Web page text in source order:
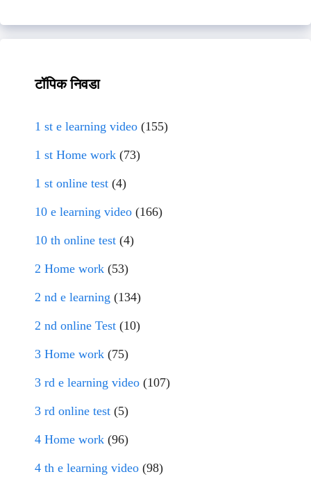
टॉपिक निवडा
1 st e learning video (155)
1 st Home work (73)
1 st online test (4)
10 e learning video (166)
10 th online test (4)
2 Home work (53)
2 nd e learning (134)
2 nd online Test (10)
3 Home work (75)
3 rd e learning video (107)
3 rd online test (5)
4 Home work (96)
4 th e learning video (98)